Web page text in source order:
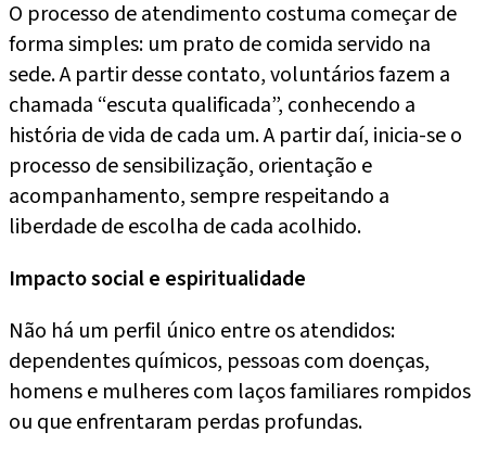
O processo de atendimento costuma começar de
forma simples: um prato de comida servido na
sede. A partir desse contato, voluntários fazem a
chamada “escuta qualificada”, conhecendo a
história de vida de cada um. A partir daí, inicia-se o
processo de sensibilização, orientação e
acompanhamento, sempre respeitando a
liberdade de escolha de cada acolhido.
Impacto social e espiritualidade
Não há um perfil único entre os atendidos:
dependentes químicos, pessoas com doenças,
homens e mulheres com laços familiares rompidos
ou que enfrentaram perdas profundas.